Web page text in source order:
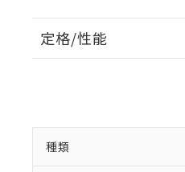
定格/性能
種類